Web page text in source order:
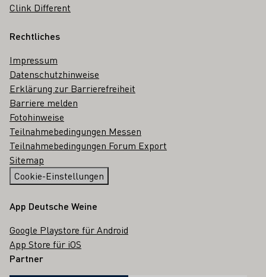
Clink Different
Rechtliches
Impressum
Datenschutzhinweise
Erklärung zur Barrierefreiheit
Barriere melden
Fotohinweise
Teilnahmebedingungen Messen
Teilnahmebedingungen Forum Export
Sitemap
Cookie-Einstellungen
App Deutsche Weine
Google Playstore für Android
App Store für iOS
Partner